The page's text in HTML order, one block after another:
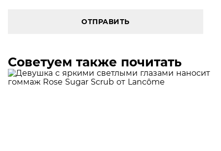
ОТПРАВИТЬ
Советуем также почитать